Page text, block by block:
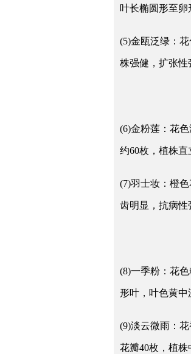
叶长椭圆形至卵
(5)金瓯泛绿：
株强健，扩张性
(6)金粉莲：花
约60枚，植株
(7)羽士妆：橙
齿明显，抗病性
(8)一季粉：花
形叶，叶色黄中
(9)淡云微雨：
花瓣40枚，植